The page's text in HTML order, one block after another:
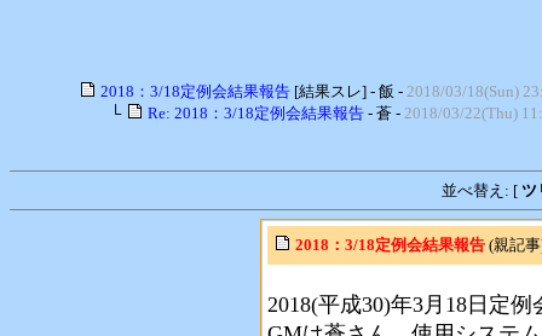
2018：3/18定例会結果報告 [結果スレ] - 飯 - 2018/03/18(Sun)
└
Re: 2018：3/18定例会結果報告 - 蒼 - 2018/03/22(Thu)
並べ替え: [ ツ
2018：3/18定例会結果報告 (親記
2018(平成30)年3月18日定